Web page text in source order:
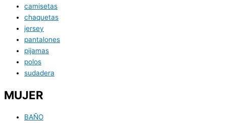
camisetas
chaquetas
jersey
pantalones
pijamas
polos
sudadera
MUJER
BAÑO